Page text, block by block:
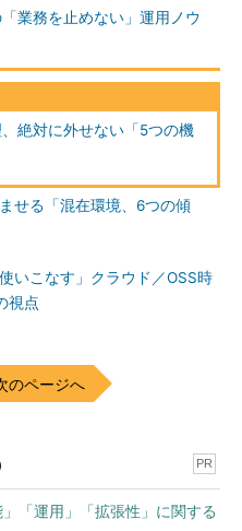
品である「Hinemos」では、
」「Microsoft Azure」、
はなく運用まで含めて一元管
ョンが別途提供されている。
知っておきたい監視・ジョブ
め
ば運用負荷の軽減にもつなが
る構成変更への対応を負担に
考えてみるとよいだろう。
といった運用は行われてきた
いる現在、全てのログを人が
は障害などが起こった際にの
段からログの傾向を把握してい
ら原因を読み取ることは難し
業務を止めない」運用ノウ
絶対に外せない「5つの機
せる「混在環境、6つの傾
いこなす」クラウド／OSS時
視点
のページへ
PR
「運用」「拡張性」に関する